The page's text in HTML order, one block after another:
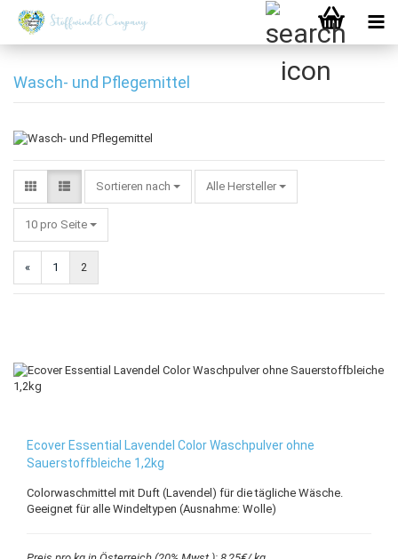
Wasch- und Pflegemittel
Sortieren nach
Sortieren nach Alle Hersteller
10 pro Seite
pro Seite
« 1 2
Ecover Essential Lavendel Color Waschpulver ohne
Sauerstoffbleiche 1,2kg
Colorwaschmittel mit Duft (Lavendel) für die tägliche Wäsche.
Geeignet für alle Windeltypen (Ausnahme: Wolle)